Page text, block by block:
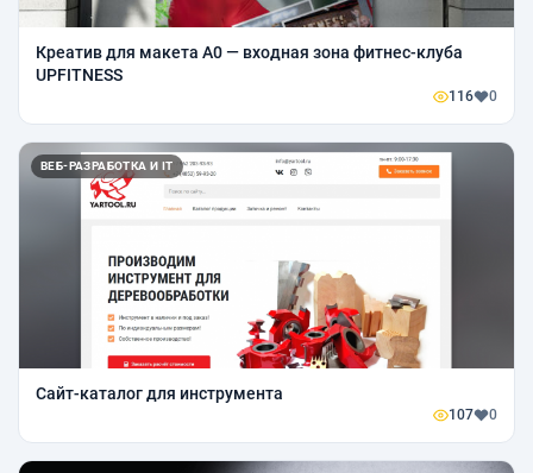
Креатив для макета A0 — входная зона фитнес-клуба
UPFITNESS
116 0
ВЕБ-РАЗРАБОТКА И IT
Cайт-каталог для инструмента
107 0